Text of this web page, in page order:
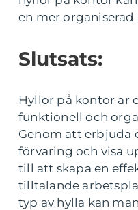
en mer
Slutsats:
Hyllor på kontor är
funktionell och
Genom att erbjuda
förvaring och visa
till att skapa en
tilltalande
typ av hylla kan